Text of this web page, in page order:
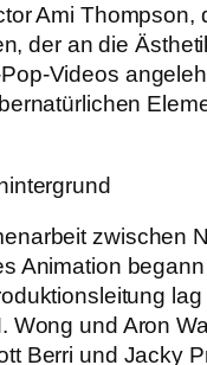
Ami Thompson,
der an die
Videos
zwischen
Animation
lag
Wong und Aron
Berri und Jacky